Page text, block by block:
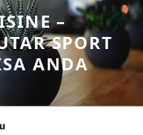
–
SPORT
ANDA